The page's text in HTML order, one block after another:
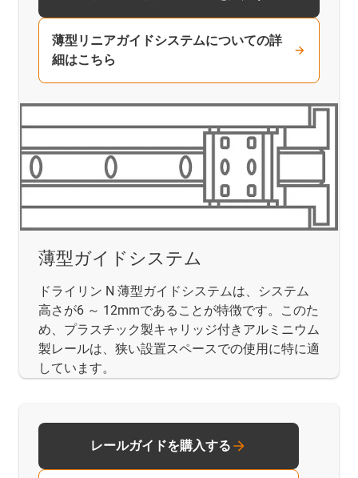
薄型ガイドシステム
ドライリン N 薄型ガイドシステムは、システム
高さが6 ～ 12mmであることが特徴です。このた
め、プラスチック製キャリッジ付きアルミニウム
製レールは、狭い設置スペースでの使用に特に適
しています。
薄型リニアガイドシステムについての詳
細はこちら
レールガイドを購入する